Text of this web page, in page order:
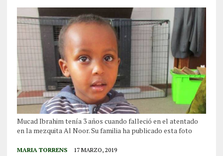
Mucad Ibrahim tenía 3 años cuando falleció en el atentado
en la mezquita Al Noor. Su familia ha publicado esta foto
MARIA TORRENS 17 MARZO, 2019